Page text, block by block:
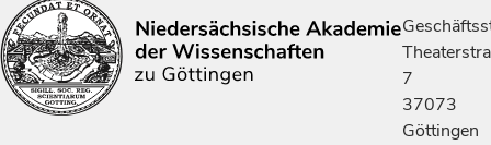
7
37073
Göttingen